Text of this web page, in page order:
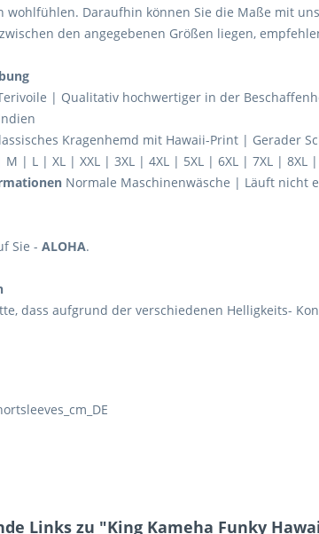
wohlfühlen. Daraufhin können Sie die Maße mit
den angegebenen Größen liegen,
| Qualitativ hochwertiger in der
Kragenhemd mit Hawaii-Print | Gerader
M | L | XL | XXL | 3XL | 4XL | 5XL | 6XL | 7XL | 8XL
Normale Maschinenwäsche | Läuft nicht
Sie - ALOHA.
dass aufgrund der verschiedenen Helligkeits-
Links zu "King Kameha Funky